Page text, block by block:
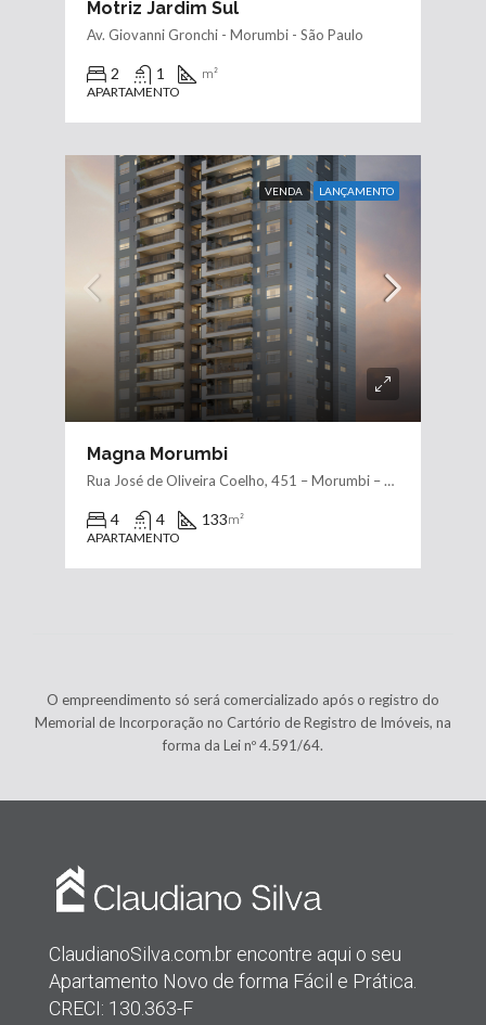
Motriz Jardim Sul
Av. Giovanni Gronchi - Morumbi - São Paulo
2 1
m²
APARTAMENTO
VENDA LANÇAMENTO
Magna Morumbi
Rua José de Oliveira Coelho, 451 – Morumbi – Zona Sul, São Paulo – SP
4 4 133m²
APARTAMENTO
O empreendimento só será comercializado após o registro do
Memorial de Incorporação no Cartório de Registro de Imóveis, na
forma da Lei nº 4.591/64.
ClaudianoSilva.com.br encontre aqui o seu
Apartamento Novo de forma Fácil e Prática.
CRECI: 130.363-F